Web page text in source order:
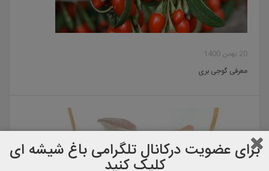
20 بهمن 1400
معرفی گوجی بری
برای عضویت دركانال تلگرامی باغ شیشه ای
کلیک کنید